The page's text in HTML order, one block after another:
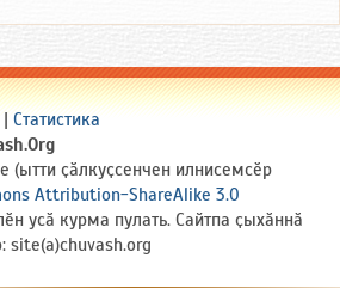
| Статистика
(ытти ҫӑлкуҫсенчен илнисемсӗр
Attribution-ShareAlike 3.0
усӑ курма пулать. Сайтпа ҫыхӑннӑ
site(a)chuvash.org